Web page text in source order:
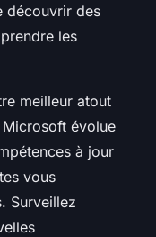
découvrir des
les
meilleur atout
évolue
à jour
vous
Surveillez